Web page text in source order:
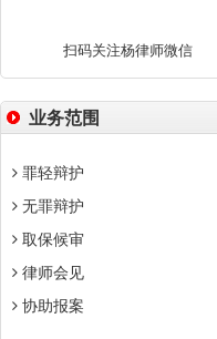
扫码关注杨律师微信
业务范围
罪轻辩护
无罪辩护
取保候审
律师会见
协助报案